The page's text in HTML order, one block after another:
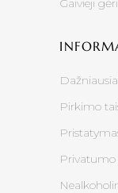
Gaivieji
Pirkimo
Privatumo